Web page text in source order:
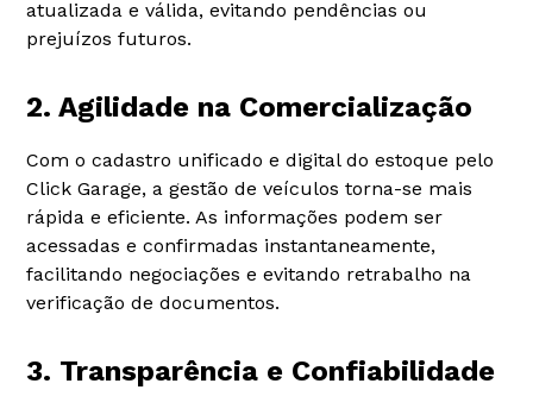
atualizada e válida, evitando pendências ou
prejuízos futuros.
2. Agilidade na Comercialização
Com o cadastro unificado e digital do estoque pelo
Click Garage, a gestão de veículos torna-se mais
rápida e eficiente. As informações podem ser
acessadas e confirmadas instantaneamente,
facilitando negociações e evitando retrabalho na
verificação de documentos.
3. Transparência e Confiabilidade